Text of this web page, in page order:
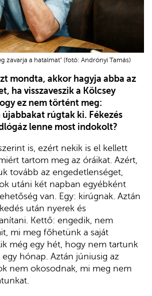
zavarja a hatalmat” (fotó: Andrónyi Tamás)
mondta, akkor hagyja abba az
ha visszaveszik a Kölcsey
ez nem történt meg:
rúgtak ki. Fékezés
lenne most indokolt?
is, ezért nekik is el kellett
tartom meg az óráikat. Azért,
tovább az engedetlenséget,
utáni két napban egyébként
van. Egy: kirúgnak. Aztán
után nyerek és
Kettő: engedik, nem
mi meg főhetünk a saját
még egy hét, hogy nem tartunk
hónap. Aztán júniusig az
nem okosodnak, mi meg nem